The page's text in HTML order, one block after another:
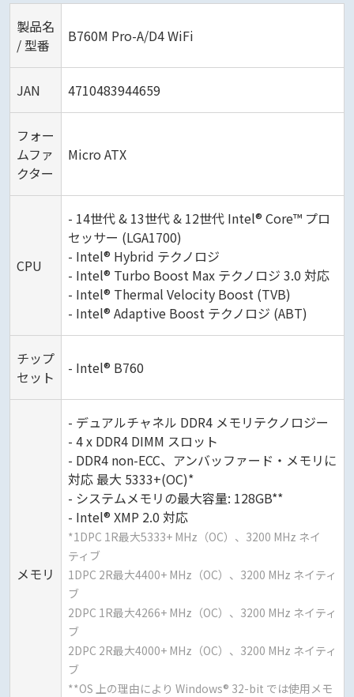
製品名
/ 型番
B760M Pro-A/D4 WiFi
JAN 4710483944659
フォー
ムファ
クター
Micro ATX
CPU
- 14世代 & 13世代 & 12世代 Intel® Core™ プロ
セッサー (LGA1700)
- Intel® Hybrid テクノロジ
- Intel® Turbo Boost Max テクノロジ 3.0 対応
- Intel® Thermal Velocity Boost (TVB)
- Intel® Adaptive Boost テクノロジ (ABT)
チップ
セット
- Intel® B760
メモリ
- デュアルチャネル DDR4 メモリテクノロジー
- 4 x DDR4 DIMM スロット
- DDR4 non-ECC、アンバッファード・メモリに
対応 最大 5333+(OC)*
- システムメモリの最大容量: 128GB**
- Intel® XMP 2.0 対応
*1DPC 1R最大5333+ MHz（OC）、3200 MHz ネイ
ティブ
1DPC 2R最大4400+ MHz（OC）、3200 MHz ネイティ
ブ
2DPC 1R最大4266+ MHz（OC）、3200 MHz ネイティ
ブ
2DPC 2R最大4000+ MHz（OC）、3200 MHz ネイティ
ブ
**OS 上の理由により Windows® 32-bit では使用メモ